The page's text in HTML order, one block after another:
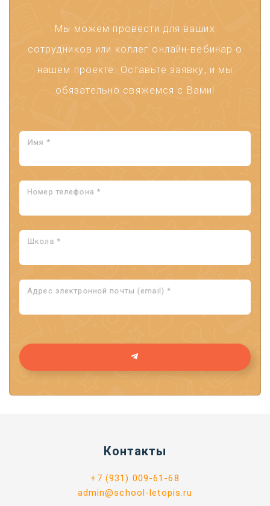
Мы можем провести для ваших
сотрудников или коллег онлайн-вебинар о
нашем проекте. Оставьте заявку, и мы
обязательно свяжемся с Вами!
Имя *
Номер телефона *
Школа *
Адрес электронной почты (email) *
Контакты
+7 (931) 009-61-68
admin@school-letopis.ru